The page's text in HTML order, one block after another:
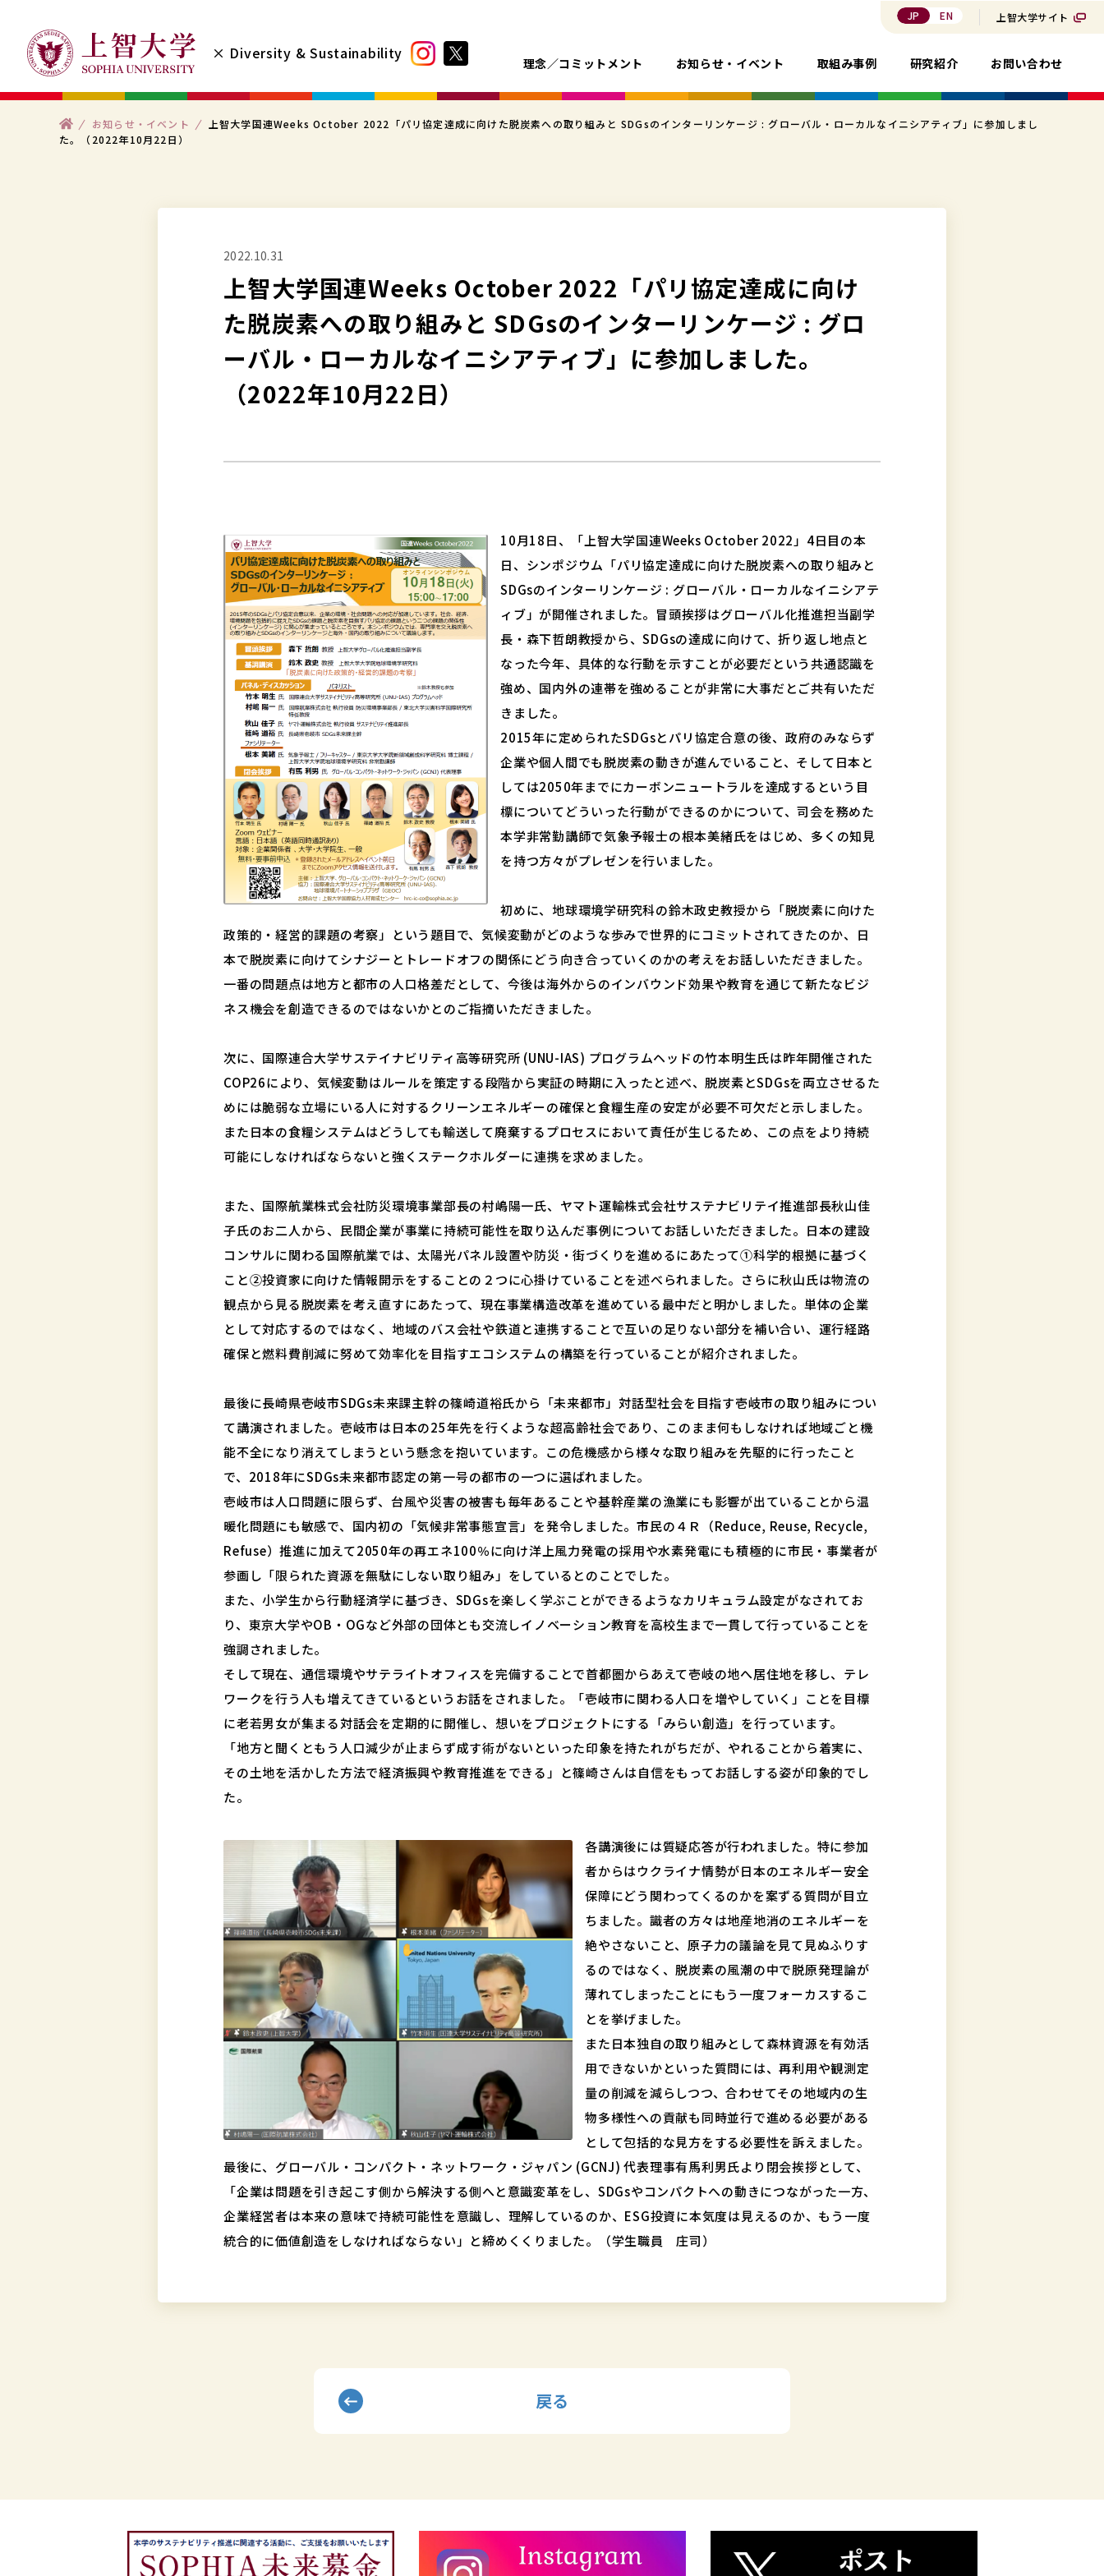
× Diversity & Sustainability
JP EN 上智大学サイト
理念／コミットメント お知らせ・イベント 取組み事例 研究紹介 お問い合わせ
ト
ッ
プ
お知らせ・イベント
上智大学国連Weeks October 2022「パリ協定達成に向けた脱炭素への取り組みと SDGsのインターリンケージ : グローバル・ローカルなイニシアティブ」に参加しまし
た。（2022年10月22日）
2022.10.31
上智大学国連Weeks October 2022「パリ協定達成に向け
た脱炭素への取り組みと SDGsのインターリンケージ : グロ
ーバル・ローカルなイニシアティブ」に参加しました。
（2022年10月22日）
10月18日、「上智大学国連Weeks October 2022」4日目の本
日、シンポジウム「パリ協定達成に向けた脱炭素への取り組みと
SDGsのインターリンケージ : グローバル・ローカルなイニシアテ
ィブ」が開催されました。冒頭挨拶はグローバル化推進担当副学
長・森下哲朗教授から、SDGsの達成に向けて、折り返し地点と
なった今年、具体的な行動を示すことが必要だという共通認識を
強め、国内外の連帯を強めることが非常に大事だとご共有いただ
きました。
2015年に定められたSDGsとパリ協定合意の後、政府のみならず
企業や個人間でも脱炭素の動きが進んでいること、そして日本と
しては2050年までにカーボンニュートラルを達成するという目
標についてどういった行動ができるのかについて、司会を務めた
本学非常勤講師で気象予報士の根本美緒氏をはじめ、多くの知見
を持つ方々がプレゼンを行いました。
初めに、地球環境学研究科の鈴木政史教授から「脱炭素に向けた
政策的・経営的課題の考察」という題目で、気候変動がどのような歩みで世界的にコミットされてきたのか、日
本で脱炭素に向けてシナジーとトレードオフの関係にどう向き合っていくのかの考えをお話しいただきました。
一番の問題点は地方と都市の人口格差だとして、今後は海外からのインバウンド効果や教育を通じて新たなビジ
ネス機会を創造できるのではないかとのご指摘いただきました。
次に、国際連合大学サステイナビリティ高等研究所 (UNU-IAS) プログラムヘッドの竹本明生氏は昨年開催された
COP26により、気候変動はルールを策定する段階から実証の時期に入ったと述べ、脱炭素とSDGsを両立させるた
めには脆弱な立場にいる人に対するクリーンエネルギーの確保と食糧生産の安定が必要不可欠だと示しました。
また日本の食糧システムはどうしても輸送して廃棄するプロセスにおいて責任が生じるため、この点をより持続
可能にしなければならないと強くステークホルダーに連携を求めました。
また、国際航業株式会社防災環境事業部長の村嶋陽一氏、ヤマト運輸株式会社サステナビリテイ推進部長秋山佳
子氏のお二人から、民間企業が事業に持続可能性を取り込んだ事例についてお話しいただきました。日本の建設
コンサルに関わる国際航業では、太陽光パネル設置や防災・街づくりを進めるにあたって①科学的根拠に基づく
こと②投資家に向けた情報開示をすることの２つに心掛けていることを述べられました。さらに秋山氏は物流の
観点から見る脱炭素を考え直すにあたって、現在事業構造改革を進めている最中だと明かしました。単体の企業
として対応するのではなく、地域のバス会社や鉄道と連携することで互いの足りない部分を補い合い、運行経路
確保と燃料費削減に努めて効率化を目指すエコシステムの構築を行っていることが紹介されました。
最後に長崎県壱岐市SDGs未来課主幹の篠崎道裕氏から「未来都市」対話型社会を目指す壱岐市の取り組みについ
て講演されました。壱岐市は日本の25年先を行くような超高齢社会であり、このまま何もしなければ地域ごと機
能不全になり消えてしまうという懸念を抱いています。この危機感から様々な取り組みを先駆的に行ったこと
で、2018年にSDGs未来都市認定の第一号の都市の一つに選ばれました。
壱岐市は人口問題に限らず、台風や災害の被害も毎年あることや基幹産業の漁業にも影響が出ていることから温
暖化問題にも敏感で、国内初の「気候非常事態宣言」を発令しました。市民の４Ｒ（Reduce, Reuse, Recycle,
Refuse）推進に加えて2050年の再エネ100％に向け洋上風力発電の採用や水素発電にも積極的に市民・事業者が
参画し「限られた資源を無駄にしない取り組み」をしているとのことでした。
また、小学生から行動経済学に基づき、SDGsを楽しく学ぶことができるようなカリキュラム設定がなされてお
り、東京大学やOB・OGなど外部の団体とも交流しイノベーション教育を高校生まで一貫して行っていることを
強調されました。
そして現在、通信環境やサテライトオフィスを完備することで首都圏からあえて壱岐の地へ居住地を移し、テレ
ワークを行う人も増えてきているというお話をされました。「壱岐市に関わる人口を増やしていく」ことを目標
に老若男女が集まる対話会を定期的に開催し、想いをプロジェクトにする「みらい創造」を行っています。
「地方と聞くともう人口減少が止まらず成す術がないといった印象を持たれがちだが、やれることから着実に、
その土地を活かした方法で経済振興や教育推進をできる」と篠崎さんは自信をもってお話しする姿が印象的でし
た。
各講演後には質疑応答が行われました。特に参加
者からはウクライナ情勢が日本のエネルギー安全
保障にどう関わってくるのかを案ずる質問が目立
ちました。識者の方々は地産地消のエネルギーを
絶やさないこと、原子力の議論を見て見ぬふりす
るのではなく、脱炭素の風潮の中で脱原発理論が
薄れてしまったことにもう一度フォーカスするこ
とを挙げました。
また日本独自の取り組みとして森林資源を有効活
用できないかといった質問には、再利用や観測定
量の削減を減らしつつ、合わせてその地域内の生
物多様性への貢献も同時並行で進める必要がある
として包括的な見方をする必要性を訴えました。
最後に、グローバル・コンパクト・ネットワーク・ジャパン (GCNJ) 代表理事有馬利男氏より閉会挨拶として、
「企業は問題を引き起こす側から解決する側へと意識変革をし、SDGsやコンパクトへの動きにつながった一方、
企業経営者は本来の意味で持続可能性を意識し、理解しているのか、ESG投資に本気度は見えるのか、もう一度
統合的に価値創造をしなければならない」と締めくくりました。（学生職員 庄司）
戻る